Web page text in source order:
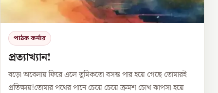
পাঠক কর্নার
প্রত্যাখ্যান!
বড়ো অবেলায় ফিরে এলে তুমিকতো বসন্ত পার হয়ে গেছে তোমারই
প্রতিক্ষায়!তোমার পথের পানে চেয়ে চেয়ে ক্রমশ চোখ ঝাপসা হয়ে